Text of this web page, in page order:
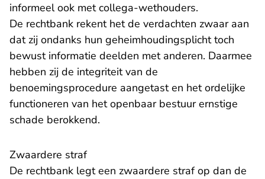
informeel ook met collega-wethouders.
De rechtbank rekent het de verdachten zwaar aan
dat zij ondanks hun geheimhoudingsplicht toch
bewust informatie deelden met anderen. Daarmee
hebben zij de integriteit van de
benoemingsprocedure aangetast en het ordelijke
functioneren van het openbaar bestuur ernstige
schade berokkend.
Zwaardere straf
De rechtbank legt een zwaardere straf op dan de